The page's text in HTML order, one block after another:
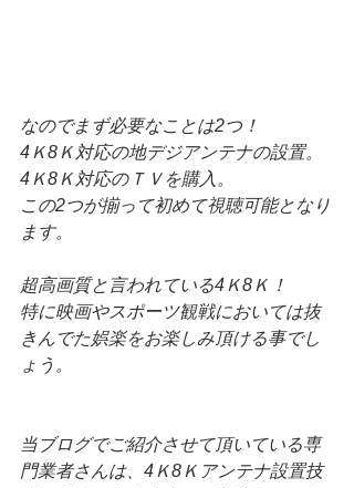
なのでまず必要なことは2つ！
4Ｋ8Ｋ対応の地デジアンテナの設置。
4Ｋ8Ｋ対応のＴＶを購入。
この2つが揃って初めて視聴可能となり
ます。
超高画質と言われている4Ｋ8Ｋ！
特に映画やスポーツ観戦においては抜
きんでた娯楽をお楽しみ頂ける事でし
ょう。
当ブログでご紹介させて頂いている専
門業者さんは、4Ｋ8Ｋアンテナ設置技